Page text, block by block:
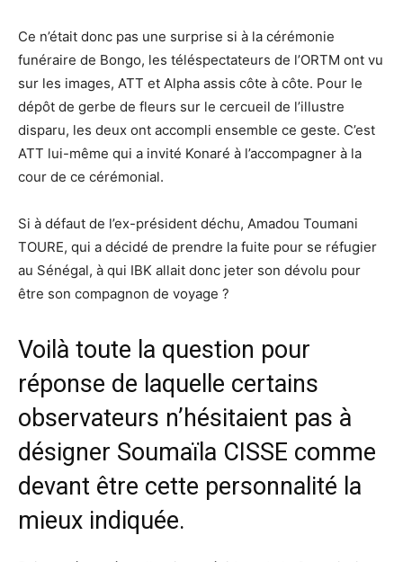
Ce n’était donc pas une surprise si à la cérémonie
funéraire de Bongo, les téléspectateurs de l’ORTM ont vu
sur les images, ATT et Alpha assis côte à côte. Pour le
dépôt de gerbe de fleurs sur le cercueil de l’illustre
disparu, les deux ont accompli ensemble ce geste. C’est
ATT lui-même qui a invité Konaré à l’accompagner à la
cour de ce cérémonial.
Si à défaut de l’ex-président déchu, Amadou Toumani
TOURE, qui a décidé de prendre la fuite pour se réfugier
au Sénégal, à qui IBK allait donc jeter son dévolu pour
être son compagnon de voyage ?
Voilà toute la question pour
réponse de laquelle certains
observateurs n’hésitaient pas à
désigner Soumaïla CISSE comme
devant être cette personnalité la
mieux indiquée.